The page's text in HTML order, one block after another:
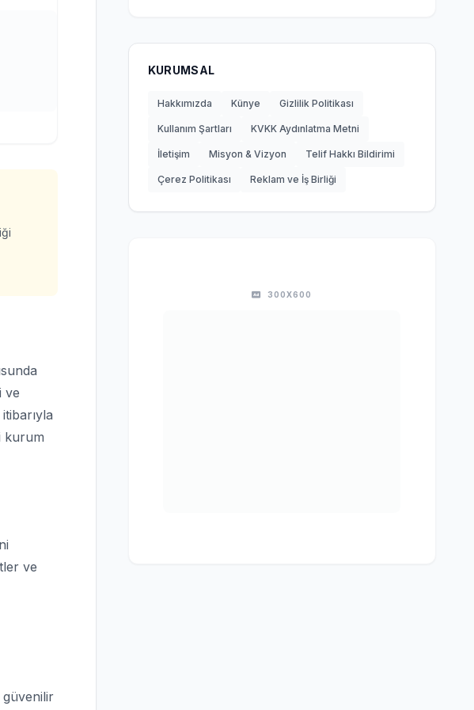
ve
kurum
ve
güvenilir
KURUMSAL
Hakkımızda Künye Gizlilik Politikası
Kullanım Şartları KVKK Aydınlatma Metni
İletişim Misyon & Vizyon Telif Hakkı Bildirimi
Çerez Politikası Reklam ve İş Birliği
300X600